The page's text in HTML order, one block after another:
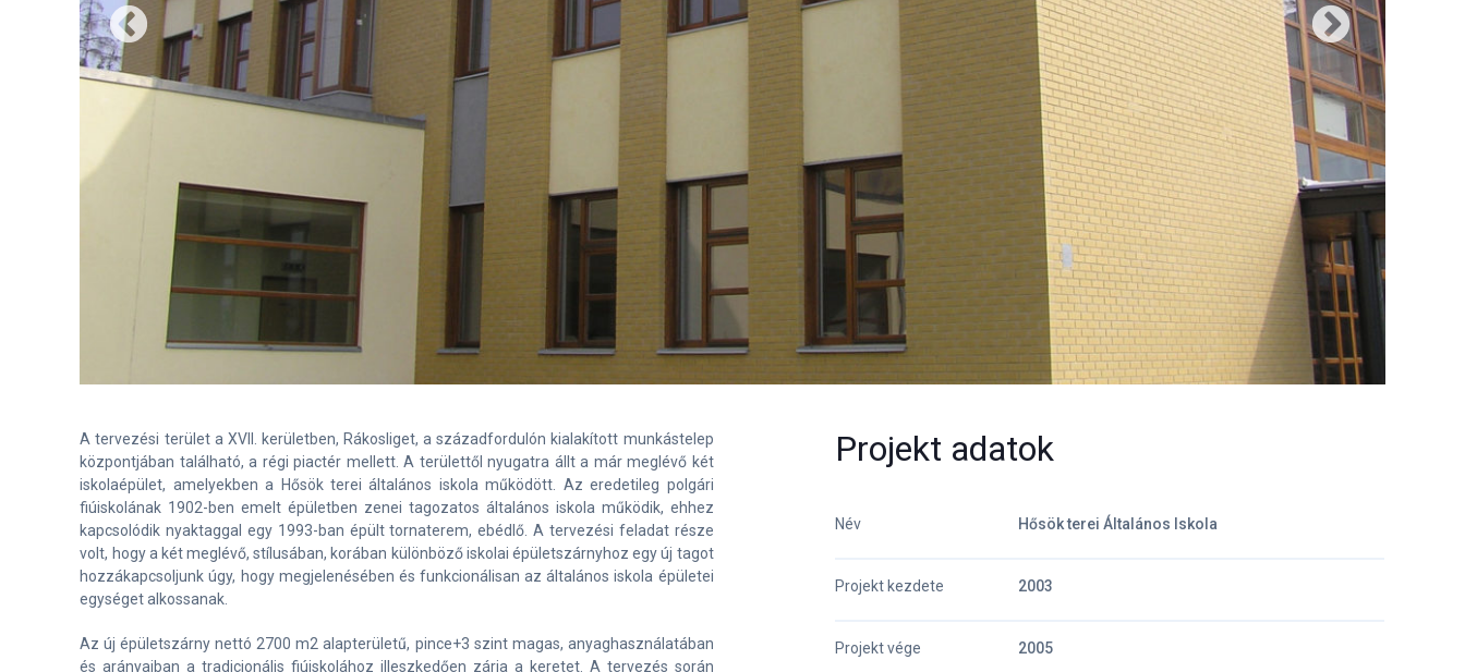
A tervezési terület a XVII. kerületben, Rákosliget, a századfordulón kialakított munkástelep
központjában található, a régi piactér mellett. A területtől nyugatra állt a már meglévő két
iskolaépület, amelyekben a Hősök terei általános iskola működött. Az eredetileg polgári
fiúiskolának 1902-ben emelt épületben zenei tagozatos általános iskola működik, ehhez
kapcsolódik nyaktaggal egy 1993-ban épült tornaterem, ebédlő. A tervezési feladat része
volt, hogy a két meglévő, stílusában, korában különböző iskolai épületszárnyhoz egy új tagot
hozzákapcsoljunk úgy, hogy megjelenésében és funkcionálisan az általános iskola épületei
egységet alkossanak.
Az új épületszárny nettó 2700 m2 alapterületű, pince+3 szint magas, anyaghasználatában
és arányaiban a tradicionális fiúiskolához illeszkedően zárja a keretet. A tervezés során
Projekt adatok
Név Hősök terei Általános Iskola
Projekt kezdete 2003
Projekt vége 2005